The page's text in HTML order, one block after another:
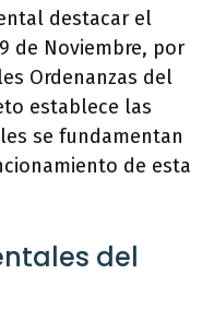
destacar el
de Noviembre, por
Ordenanzas del
establece las
se fundamentan
de esta
del